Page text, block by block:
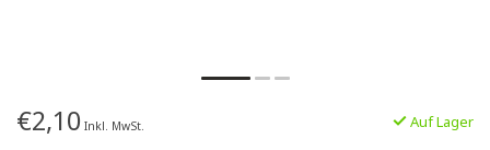
€2,10 Inkl. MwSt. Auf Lager